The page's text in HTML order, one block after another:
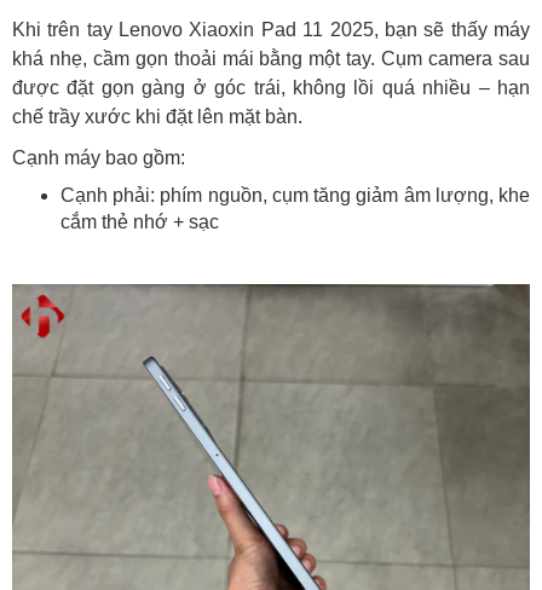
Khi trên tay Lenovo Xiaoxin Pad 11 2025, bạn sẽ thấy máy
khá nhẹ, cầm gọn thoải mái bằng một tay. Cụm camera sau
được đặt gọn gàng ở góc trái, không lồi quá nhiều – hạn
chế trầy xước khi đặt lên mặt bàn.
Cạnh máy bao gồm:
Cạnh phải: phím nguồn, cụm tăng giảm âm lượng, khe
cắm thẻ nhớ + sạc